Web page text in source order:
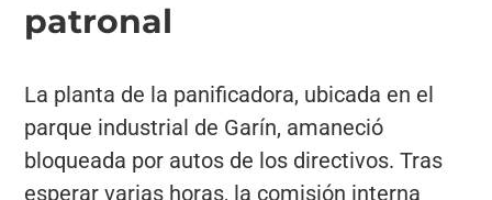
patronal
La planta de la panificadora, ubicada en el
parque industrial de Garín, amaneció
bloqueada por autos de los directivos. Tras
esperar varias horas, la comisión interna